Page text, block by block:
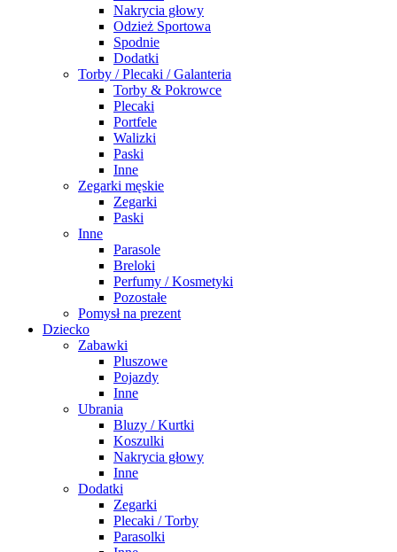
Nakrycia głowy
Odzież Sportowa
Spodnie
Dodatki
Torby / Plecaki / Galanteria
Torby & Pokrowce
Plecaki
Portfele
Walizki
Paski
Inne
Zegarki męskie
Zegarki
Paski
Inne
Parasole
Breloki
Perfumy / Kosmetyki
Pozostałe
Pomysł na prezent
Dziecko
Zabawki
Pluszowe
Pojazdy
Inne
Ubrania
Bluzy / Kurtki
Koszulki
Nakrycia głowy
Inne
Dodatki
Zegarki
Plecaki / Torby
Parasolki